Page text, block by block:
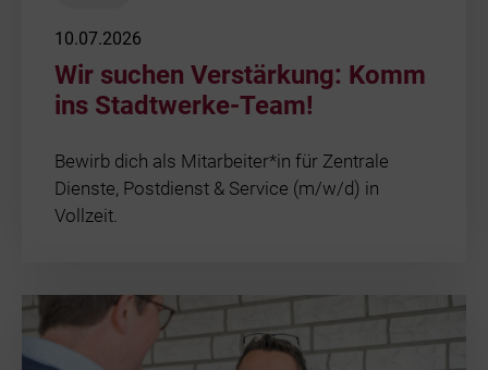
10.07.2026
Wir suchen Verstärkung: Komm
ins Stadtwerke-Team!
Bewirb dich als Mitarbeiter*in für Zentrale
Dienste, Postdienst & Service (m/w/d) in
Vollzeit.